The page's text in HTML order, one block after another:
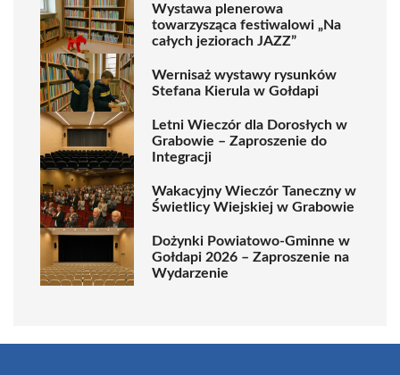
Wystawa plenerowa
towarzysząca festiwalowi „Na
całych jeziorach JAZZ”
Wernisaż wystawy rysunków
Stefana Kierula w Gołdapi
Letni Wieczór dla Dorosłych w
Grabowie – Zaproszenie do
Integracji
Wakacyjny Wieczór Taneczny w
Świetlicy Wiejskiej w Grabowie
Dożynki Powiatowo-Gminne w
Gołdapi 2026 – Zaproszenie na
Wydarzenie